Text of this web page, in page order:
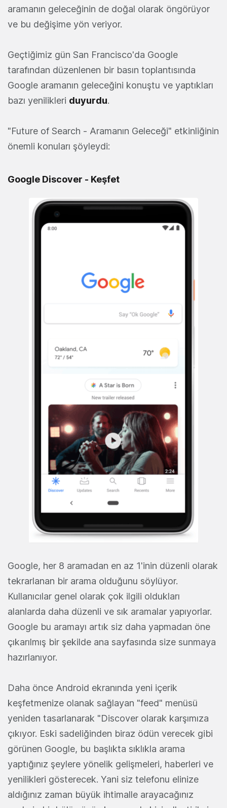
aramanın geleceğinin de doğal olarak öngörüyor
ve bu değişime yön veriyor.
Geçtiğimiz gün San Francisco'da Google
tarafından düzenlenen bir basın toplantısında
Google aramanın geleceğini konuştu ve yaptıkları
bazı yenilikleri duyurdu.
"Future of Search - Aramanın Geleceği" etkinliğinin
önemli konuları şöyleydi:
Google Discover - Keşfet
Google, her 8 aramadan en az 1'inin düzenli olarak
tekrarlanan bir arama olduğunu söylüyor.
Kullanıcılar genel olarak çok ilgili oldukları
alanlarda daha düzenli ve sık aramalar yapıyorlar.
Google bu aramayı artık siz daha yapmadan öne
çıkarılmış bir şekilde ana sayfasında size sunmaya
hazırlanıyor.
Daha önce Android ekranında yeni içerik
keşfetmenize olanak sağlayan "feed" menüsü
yeniden tasarlanarak "Discover olarak karşımıza
çıkıyor. Eski sadeliğinden biraz ödün verecek gibi
görünen Google, bu başlıkta sıklıkla arama
yaptığınız şeylere yönelik gelişmeleri, haberleri ve
yenilikleri gösterecek. Yani siz telefonu elinize
aldığınız zaman büyük ihtimalle arayacağınız